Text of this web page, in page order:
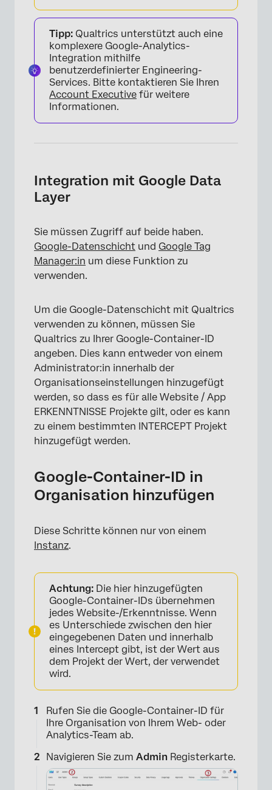
Tipp: Qualtrics unterstützt auch eine
komplexere Google-Analytics-
Integration mithilfe
benutzerdefinierter Engineering-
Services. Bitte kontaktieren Sie Ihren
Account Executive für weitere
Informationen.
Integration mit Google Data
Layer
Sie müssen Zugriff auf beide haben.
Google-Datenschicht und Google Tag
Manager:in um diese Funktion zu
verwenden.
Um die Google-Datenschicht mit Qualtrics
verwenden zu können, müssen Sie
Qualtrics zu Ihrer Google-Container-ID
angeben. Dies kann entweder von einem
Administrator:in innerhalb der
Organisationseinstellungen hinzugefügt
werden, so dass es für alle Website / App
ERKENNTNISSE Projekte gilt, oder es kann
zu einem bestimmten INTERCEPT Projekt
hinzugefügt werden.
Google-Container-ID in
Organisation hinzufügen
Diese Schritte können nur von einem
Instanz.
Achtung: Die hier hinzugefügten
Google-Container-IDs übernehmen
jedes Website-/Erkenntnisse. Wenn
es Unterschiede zwischen den hier
eingegebenen Daten und innerhalb
eines Intercept gibt, ist der Wert aus
dem Projekt der Wert, der verwendet
wird.
Rufen Sie die Google-Container-ID für
Ihre Organisation von Ihrem Web- oder
Analytics-Team ab.
Navigieren Sie zum Admin Registerkarte.